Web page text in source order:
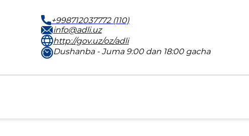
+998712037772 (110)
info@adli.uz
http://gov.uz/oz/adli
Dushanba - Juma 9:00 dan 18:00 gacha